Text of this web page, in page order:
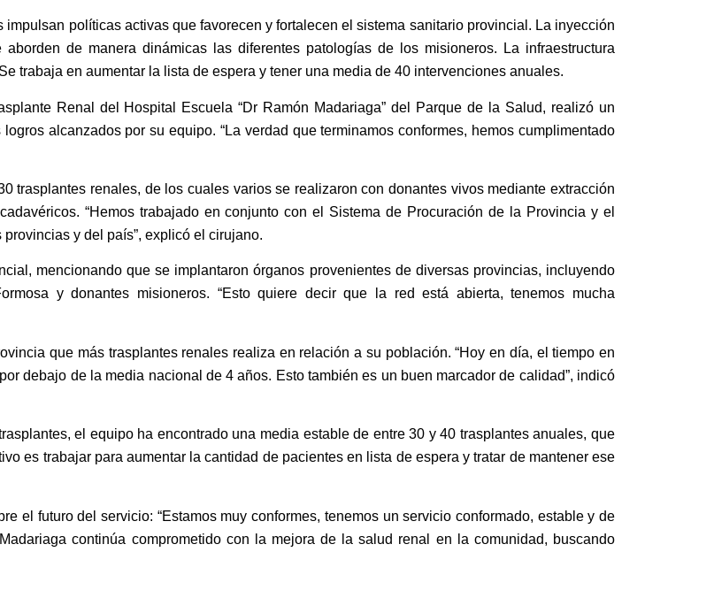
políticas activas que favorecen y fortalecen el sistema sanitario provincial. La inyección
de manera dinámicas las diferentes patologías de los misioneros. La infraestructura
trabaja en aumentar la lista de espera y tener una media de 40 intervenciones anuales.
Renal del Hospital Escuela “Dr Ramón Madariaga” del Parque de la Salud, realizó un
alcanzados por su equipo. “La verdad que terminamos conformes, hemos cumplimentado
trasplantes renales, de los cuales varios se realizaron con donantes vivos mediante extracción
“Hemos trabajado en conjunto con el Sistema de Procuración de la Provincia y el
y del país”, explicó el cirujano.
mencionando que se implantaron órganos provenientes de diversas provincias, incluyendo
y donantes misioneros. “Esto quiere decir que la red está abierta, tenemos mucha
que más trasplantes renales realiza en relación a su población. “Hoy en día, el tiempo en
debajo de la media nacional de 4 años. Esto también es un buen marcador de calidad”, indicó
el equipo ha encontrado una media estable de entre 30 y 40 trasplantes anuales, que
es trabajar para aumentar la cantidad de pacientes en lista de espera y tratar de mantener ese
el futuro del servicio: “Estamos muy conformes, tenemos un servicio conformado, estable y de
continúa comprometido con la mejora de la salud renal en la comunidad, buscando